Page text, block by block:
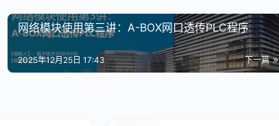
网络模块使用第三讲：A-BOX网口透传PLC程序
下一篇
2025年12月25日 17:43